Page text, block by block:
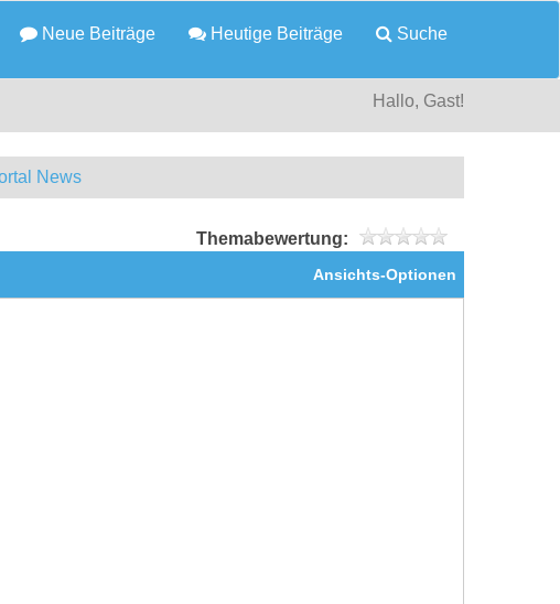
Neue Beiträge Heutige Beiträge Suche
Hallo, Gast!
News
Themabewertung:
Ansichts-Optionen